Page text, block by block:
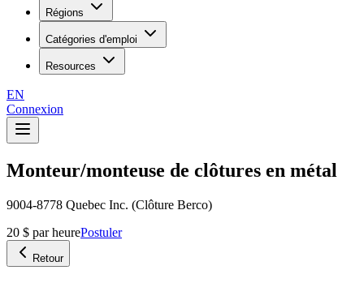
Régions
Catégories d'emploi
Resources
EN
Connexion
Monteur/monteuse de clôtures en métal
9004-8778 Quebec Inc. (Clôture Berco)
20 $ par heurePostuler
Retour